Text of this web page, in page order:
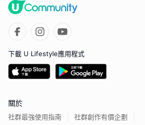
下載 U Lifestyle應用程式
關於
社群最強使用指南 社群創作有價企劃